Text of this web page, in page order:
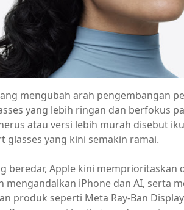
mengubah arah pengembangan
yang lebih ringan dan berfokus
atau versi lebih murah disebut
glasses yang kini semakin ramai.
beredar, Apple kini memprioritaskan
mengandalkan iPhone dan AI, serta
produk seperti Meta Ray-Ban